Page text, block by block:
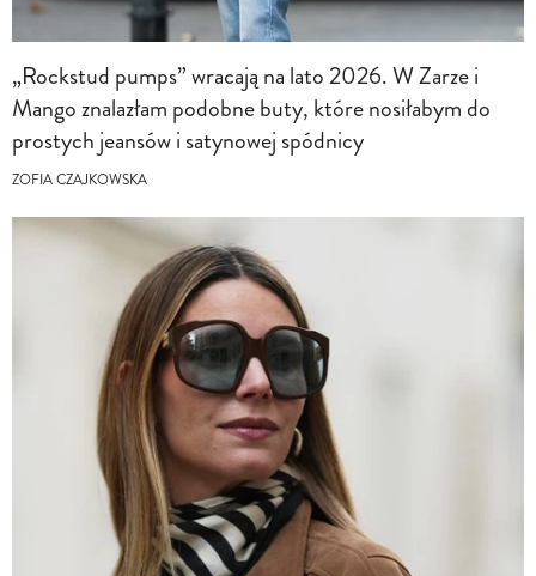
„Rockstud pumps” wracają na lato 2026. W Zarze i
Mango znalazłam podobne buty, które nosiłabym do
prostych jeansów i satynowej spódnicy
ZOFIA CZAJKOWSKA